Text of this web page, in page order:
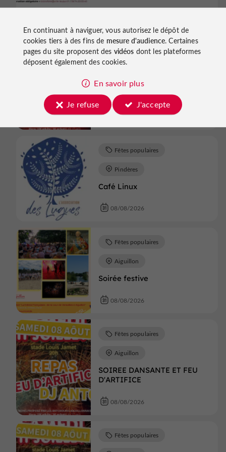
SOIREE DANSANTE ET FEU
D'ARTIFICE
Fêtes populaires
Aiguillon
08/08/2026
Café Linux
Fêtes populaires
Pindères
08/08/2026
Soirée festive
Fêtes populaires
Aiguillon
08/08/2026
SOIREE DANSANTE ET FEU
D'ARTIFICE
Fêtes populaires
Aiguillon
08/08/2026
Fêtes populaires
En continuant à naviguer, vous autorisez le dépôt de
cookies tiers à des fins de mesure d'audience. Certaines
pages du site proposent des vidéos dont les plateformes
déposent également des cookies.
En savoir plus
Je refuse
J'accepte